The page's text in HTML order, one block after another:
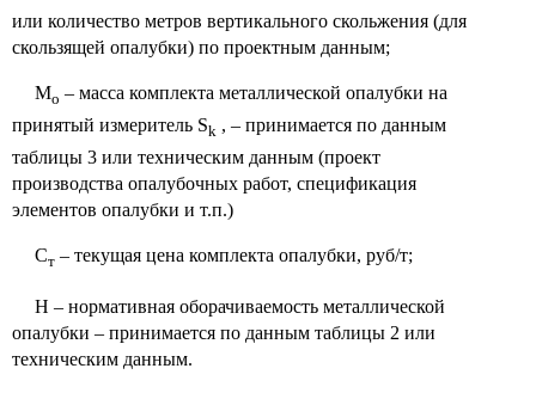
или количество метров вертикального скольжения (для
скользящей опалубки) по проектным данным;
Мо – масса комплекта металлической опалубки на
принятый измеритель Sk , – принимается по данным
таблицы 3 или техническим данным (проект
производства опалубочных работ, спецификация
элементов опалубки и т.п.)
Ст– текущая цена комплекта опалубки, руб/т;
Н – нормативная оборачиваемость металлической
опалубки – принимается по данным таблицы 2 или
техническим данным.